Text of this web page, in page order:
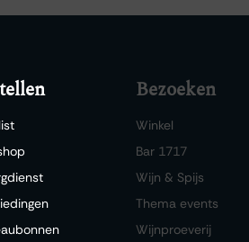
Bezoeken
Winkel
Bar 1717
Wijn & Spijs
Thema events
Wijnproeverij